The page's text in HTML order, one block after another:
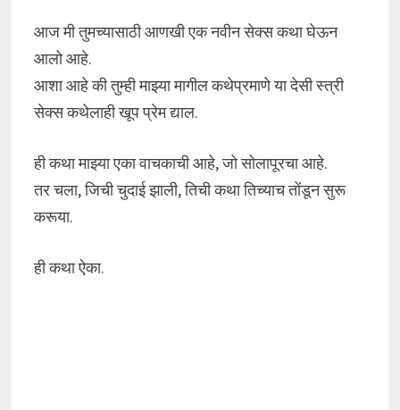
आज मी तुमच्यासाठी आणखी एक नवीन सेक्स कथा घेऊन
आलो आहे.
आशा आहे की तुम्ही माझ्या मागील कथेप्रमाणे या देसी स्त्री
सेक्स कथेलाही खूप प्रेम द्याल.
ही कथा माझ्या एका वाचकाची आहे, जो सोलापूरचा आहे.
तर चला, जिची चुदाई झाली, तिची कथा तिच्याच तोंडून सुरू
करूया.
ही कथा ऐका.